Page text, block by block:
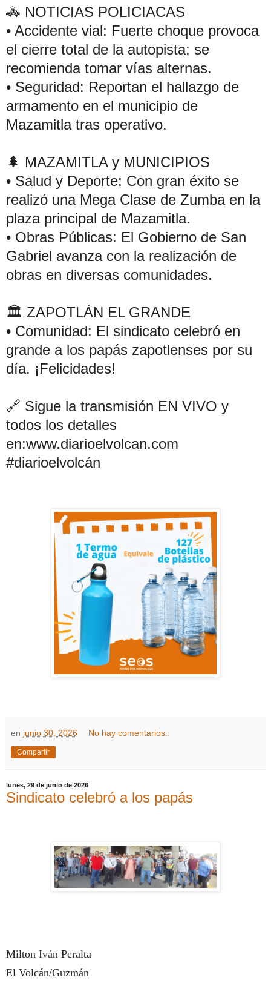
🚓 NOTICIAS POLICIACAS
• Accidente vial: Fuerte choque provoca
el cierre total de la autopista; se
recomienda tomar vías alternas.
• Seguridad: Reportan el hallazgo de
armamento en el municipio de
Mazamitla tras operativo.
🌲 MAZAMITLA y MUNICIPIOS
• Salud y Deporte: Con gran éxito se
realizó una Mega Clase de Zumba en la
plaza principal de Mazamitla.
• Obras Públicas: El Gobierno de San
Gabriel avanza con la realización de
obras en diversas comunidades.
🏛️ ZAPOTLÁN EL GRANDE
• Comunidad: El sindicato celebró en
grande a los papás zapotlenses por su
día. ¡Felicidades!
🔗 Sigue la transmisión EN VIVO y
todos los detalles
en:www.diarioelvolcan.com
#diarioelvolcán
en junio 30, 2026 No hay comentarios.:
Compartir
lunes, 29 de junio de 2026
Sindicato celebró a los papás
Milton Iván Peralta
El Volcán/Guzmán